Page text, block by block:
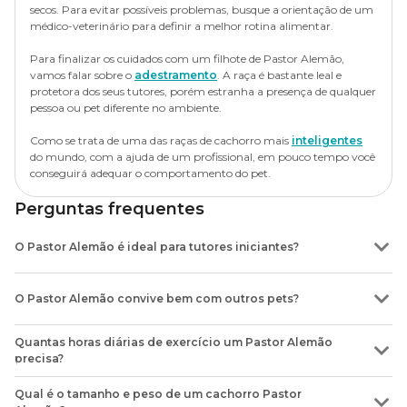
secos. Para evitar possíveis problemas, busque a orientação de um
médico-veterinário para definir a melhor rotina alimentar.
Para finalizar os cuidados com um filhote de Pastor Alemão,
vamos falar sobre o adestramento. A raça é bastante leal e
protetora dos seus tutores, porém estranha a presença de qualquer
pessoa ou pet diferente no ambiente.
Como se trata de uma das raças de cachorro mais inteligentes
do mundo, com a ajuda de um profissional, em pouco tempo você
conseguirá adequar o comportamento do pet.
Perguntas frequentes
O Pastor Alemão é ideal para tutores iniciantes?
disponha de tempo para brincar e passear com cão, ao menos, duas
para o desenvolvimento do pet.
O Pastor Alemão convive bem com outros pets?
socialização desde cedo. Ao adotar o animal, procure um adestrador
profissional para ensinar o Pastor Alemão e conviver bem com os
irmãos.
Quantas horas diárias de exercício um Pastor Alemão
precisa?
estimação 1 hora por dia. Esse tempo pode ser dividido em dois períodos
Qual é o tamanho e peso de um cachorro Pastor